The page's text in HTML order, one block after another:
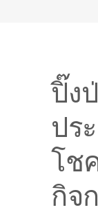
ปิ๊ง
ปร
โช
กิจ